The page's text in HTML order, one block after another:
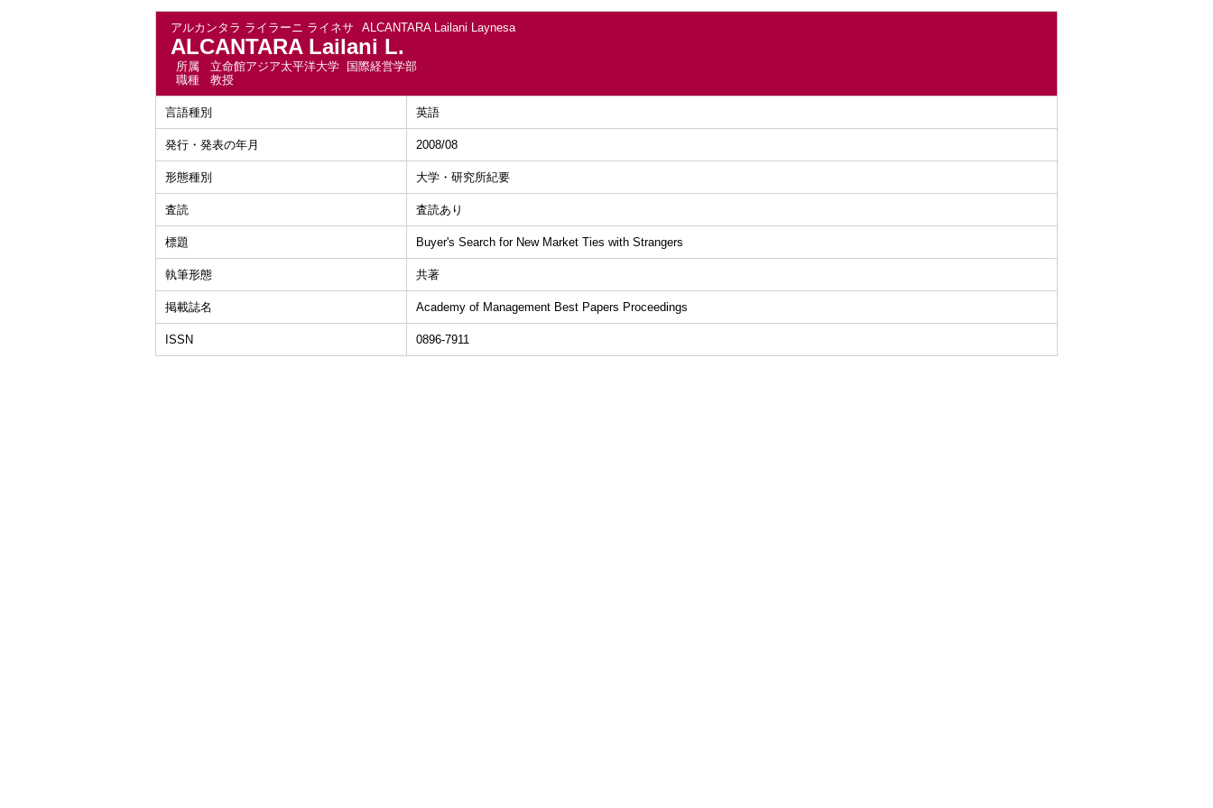
アルカンタラ ライラーニ ライネサ ALCANTARA Lailani Laynesa
ALCANTARA Lailani L.
所属
立命館アジア太平洋大学 国際経営学部
職種
教授
言語種別 英語
発行・発表の年月 2008/08
形態種別 大学・研究所紀要
査読 査読あり
標題 Buyer's Search for New Market Ties with Strangers
執筆形態 共著
掲載誌名 Academy of Management Best Papers Proceedings
ISSN 0896-7911